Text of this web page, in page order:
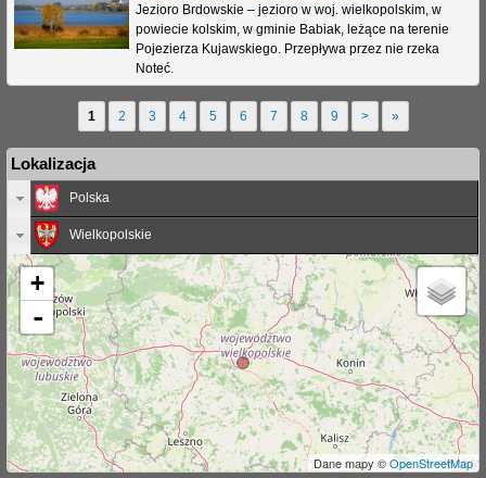
Jezioro Brdowskie – jezioro w woj. wielkopolskim, w
powiecie kolskim, w gminie Babiak, leżące na terenie
Pojezierza Kujawskiego. Przepływa przez nie rzeka
Noteć.
o
n
y
1 2 3 4 5 6 7 8 9 > »
Lokalizacja
Polska
Wielkopolskie
+
-
Dane mapy ©OpenStreetMap